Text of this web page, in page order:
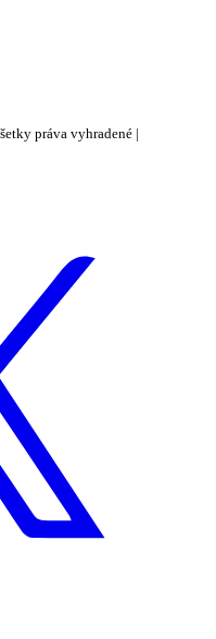
práva vyhradené |